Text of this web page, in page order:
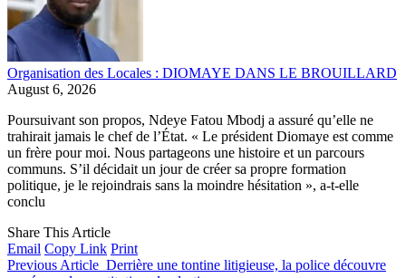
Organisation des Locales : DIOMAYE DANS LE BROUILLARD
August 6, 2026
Poursuivant son propos, Ndeye Fatou Mbodj a assuré qu’elle ne
trahirait jamais le chef de l’État. « Le président Diomaye est comme
un frère pour moi. Nous partageons une histoire et un parcours
communs. S’il décidait un jour de créer sa propre formation
politique, je le rejoindrais sans la moindre hésitation », a-t-elle
conclu
Share This Article
Email Copy Link Print
Previous Article Derrière une tontine litigieuse, la police découvre